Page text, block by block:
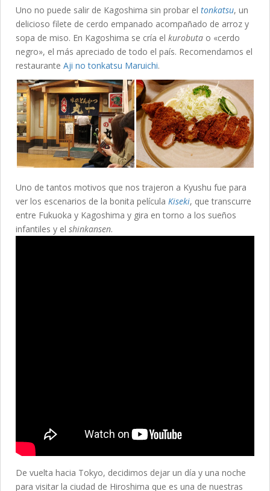
Uno no puede salir de Kagoshima sin probar el tonkatsu, un
delicioso filete de cerdo empanado acompañado de arroz y
sopa de miso. En Kagoshima se cría el kurobuta o «cerdo
negro», el más apreciado de todo el país. Recomendamos el
restaurante Aji no tonkatsu Maruichi.
Uno de tantos motivos que nos trajeron a Kyushu fue para
ver los escenarios de la bonita película Kiseki, que transcurre
entre Fukuoka y Kagoshima y gira en torno a los sueños
infantiles y el shinkansen.
De vuelta hacia Tokyo, decidimos dejar un día y una noche
para visitar la ciudad de Hiroshima que es una de nuestras